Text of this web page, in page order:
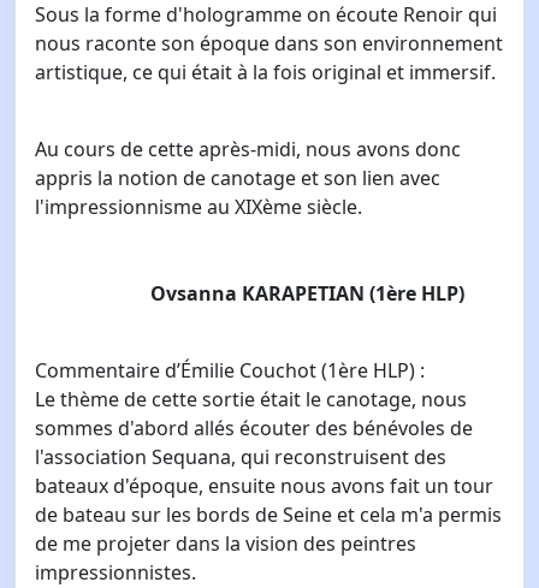
Sous la forme d'hologramme on écoute Renoir qui
nous raconte son époque dans son environnement
artistique, ce qui était à la fois original et immersif.
Au cours de cette après-midi, nous avons donc
appris la notion de canotage et son lien avec
l'impressionnisme au XIXème siècle.
Ovsanna KARAPETIAN (1ère HLP)
Commentaire d’Émilie Couchot (1ère HLP) :
Le thème de cette sortie était le canotage, nous
sommes d'abord allés écouter des bénévoles de
l'association Sequana, qui reconstruisent des
bateaux d'époque, ensuite nous avons fait un tour
de bateau sur les bords de Seine et cela m'a permis
de me projeter dans la vision des peintres
impressionnistes.